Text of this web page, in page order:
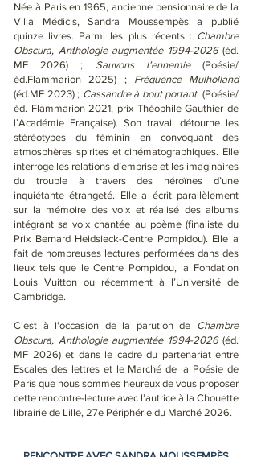
Née à Paris en 1965, ancienne pensionnaire de la
Villa Médicis, Sandra Moussempès a publié
quinze livres. Parmi les plus récents : Chambre
Obscura, Anthologie augmentée 1994-2026(éd.
MF 2026) ; Sauvons l’ennemie(Poésie/
éd.Flammarion 2025) ; Fréquence Mulholland
(éd.MF 2023) ; Cassandre à bout portant(Poésie/
éd. Flammarion 2021, prix Théophile Gauthier de
l’Académie Française). Son travail détourne les
stéréotypes du féminin en convoquant des
atmosphères spirites et cinématographiques. Elle
interroge les relations d’emprise et les imaginaires
du trouble à travers des héroïnes d’une
inquiétante étrangeté. Elle a écrit parallèlement
sur la mémoire des voix et réalisé des albums
intégrant sa voix chantée au poème (finaliste du
Prix Bernard Heidsieck-Centre Pompidou). Elle a
fait de nombreuses lectures performées dans des
lieux tels que le Centre Pompidou, la Fondation
Louis Vuitton ou récemment à l’Université de
Cambridge.
C’est à l'occasion de la parution de Chambre
Obscura, Anthologie augmentée 1994-2026(éd.
MF 2026) et dans le cadre du partenariat entre
Escales des lettres et le Marché de la Poésie de
Paris que nous sommes heureux de vous proposer
cette rencontre-lecture avec l’autrice à la Chouette
librairie de Lille, 27e Périphérie du Marché 2026.